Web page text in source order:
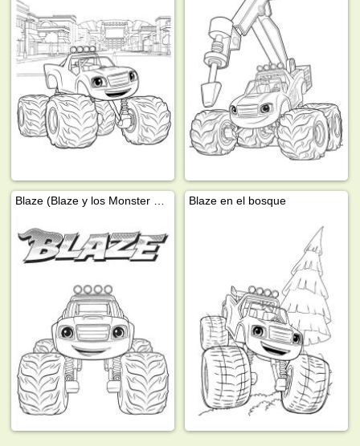
Blaze (Blaze y los Monster Machines) Blaze en el bosque